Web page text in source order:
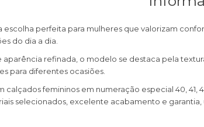
escolha perfeita para mulheres que valorizam
do dia a dia.
refinada, o modelo se destaca pela
para diferentes ocasiões.
calçados femininos em numeração especial 40,
selecionados, excelente acabamento e